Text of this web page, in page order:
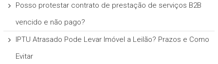
Posso protestar contrato de prestação de serviços B2B
vencido e não pago?
IPTU Atrasado Pode Levar Imóvel a Leilão? Prazos e Como
Evitar